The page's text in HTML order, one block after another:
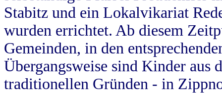
Stabitz und ein Lokalvikariat
wurden errichtet. Ab diesem
Gemeinden, in den
Übergangsweise sind Kinder aus
traditionellen Gründen - in